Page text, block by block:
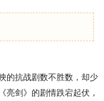
的抗战剧数不胜数，却少
亮剑》的剧情跌宕起伏，